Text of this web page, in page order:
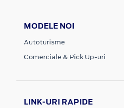
MODELE NOI
Autoturisme
Comerciale & Pick Up-uri
LINK-URI RAPIDE